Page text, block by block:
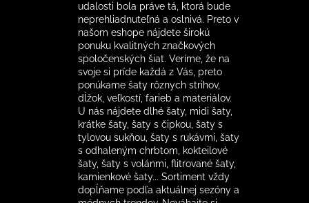
udalosti bola práve tá, ktorá bude
neprehliadnuteľná a oslnivá. Preto v
našom eshope nájdete širokú
ponuku kvalitných značkových
spoločenských šiat. Veríme, že na
svoje si príde každá z Vás, preto
ponúkame šaty rôznych strihov,
dĺžok, veľkostí, farieb a materiálov.
U nás nájdete dlhé šaty, midi šaty,
krátke šaty, šaty s čipkou, šaty s
tylovou sukňou, šaty s rukávmi, šaty
s odhaleným chrbtom, kokteilové
šaty, šaty s volánmi, flitrované šaty,
kamienkové šaty... Sortiment vždy
dopĺňame podľa aktuálnej sezóny a